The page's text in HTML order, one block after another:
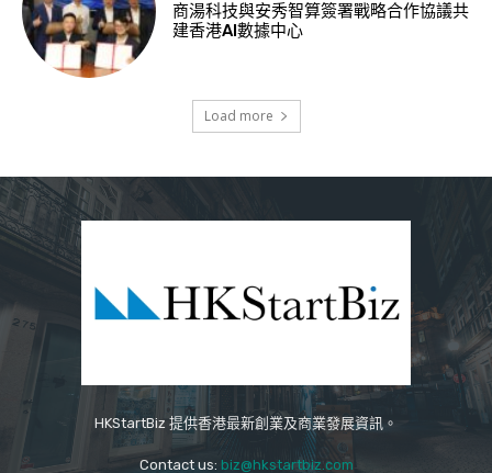
商湯科技與安秀智算簽署戰略合作協議共
建香港AI數據中心
Load more
HKStartBiz 提供香港最新創業及商業發展資訊。
Contact us: biz@hkstartbiz.com